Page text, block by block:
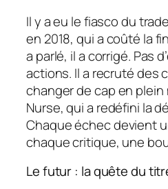
Il y a eu le fiasco du
en 2018, qui a coûté la
a parlé, il a corrigé. Pas
actions. Il a recruté des
changer de cap en plein
Nurse, qui a redéfini la
Chaque échec devient
chaque critique, une
Le futur : la quête du